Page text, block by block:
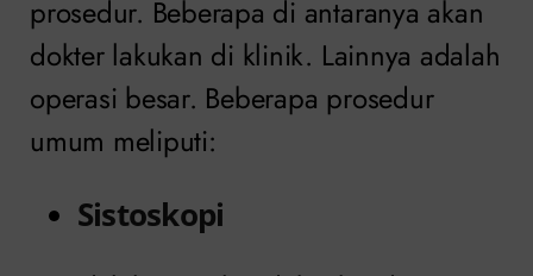
prosedur. Beberapa di antaranya akan
dokter lakukan di klinik. Lainnya adalah
operasi besar. Beberapa prosedur
umum meliputi:
Sistoskopi